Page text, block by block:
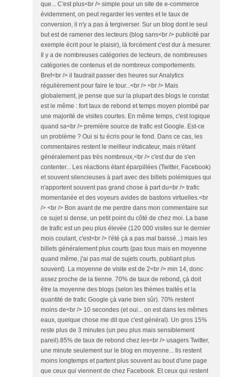
que... C'est plus<br /> simple pour un site de e-commerce
évidemment, on peut regarder les ventes et le taux de
conversion, il n'y a pas à tergiverser. Sur un blog dont le seul
but est de ramener des lecteurs (blog sans<br /> publicité par
exemple écrit pour le plaisir), là forcément c'est dur à mesurer.
Il y a de nombreuses catégories de lecteurs, de nombreuses
catégories de contenus et de nombreux comportements.
Bref<br /> il faudrait passer des heures sur Analytics
régulièrement pour faire le tour...<br /> <br /> Mais
globalement, je pense que sur la plupart des blogs le constat
est le même : fort taux de rebond et temps moyen plombé par
une majorité de visites courtes. En même temps, c'est logique
quand sa<br /> première source de trafic est Google. Est-ce
un problème ? Oui si tu écris pour le fond. Dans ce cas, les
commentaires restent le meilleur indicateur, mais n'étant
généralement pas très nombreux,<br /> c'est dur de s'en
contenter... Les réactions étant éparpillées (Twitter, Facebook)
et souvent silencieuses à part avec des billets polémiques qui
n'apportent souvent pas grand chose à part du<br /> trafic
momentanée et des voyeurs avides de bastons virtuelles.<br
/> <br /> Bon avant de me perdre dans mon commentaire sur
ce sujet si dense, un petit point du côté de chez moi. La base
de trafic est un peu plus élevée (120 000 visites sur le dernier
mois coulant, c'est<br /> l'été çà a pas mal baissé...) mais les
billets généralement plus courts (pas tous mais en moyenne
quand même, j'ai pas mal de sujets courts, publiant plus
souvent). La moyenne de visite est de 2<br /> min 14, donc
assez proche de la tienne. 70% de taux de rebond, çà doit
être la moyenne des blogs (selon les thèmes traités et la
quantité de trafic Google çà varie bien sûr). 70% restent
moins de<br /> 10 secondes (et oui... on est dans les mêmes
eaux, quelque chose me dit que c'est général). Un gros 15%
reste plus de 3 minutes (un peu plus mais sensiblement
pareil).85% de taux de rebond chez les<br /> usagers Twitter,
une minute seulement sur le blog en moyenne... Ils restent
moins longtemps et partent plus souvent au bout d'une page
que ceux qui viennent de chez Facebook. Et ceux qui restent